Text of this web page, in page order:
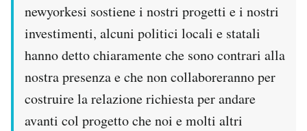
newyorkesi sostiene i nostri progetti e i nostri
investimenti, alcuni politici locali e statali
hanno detto chiaramente che sono contrari alla
nostra presenza e che non collaboreranno per
costruire la relazione richiesta per andare
avanti col progetto che noi e molti altri